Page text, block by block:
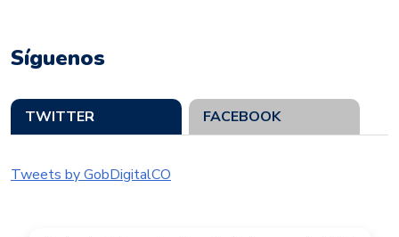
Síguenos
TWITTER FACEBOOK
Tweets by GobDigitalCO